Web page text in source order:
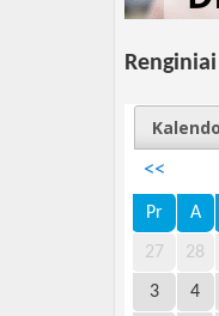
Renginiai
<<
Pr A
27 28
3 4